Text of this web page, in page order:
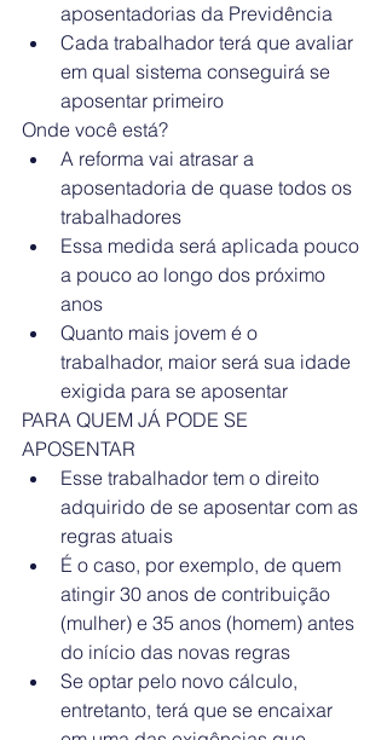
aposentadorias da Previdência
Cada trabalhador terá que avaliar
em qual sistema conseguirá se
aposentar primeiro
Onde você está?
A reforma vai atrasar a
aposentadoria de quase todos os
trabalhadores
Essa medida será aplicada pouco
a pouco ao longo dos próximo
anos
Quanto mais jovem é o
trabalhador, maior será sua idade
exigida para se aposentar
PARA QUEM JÁ PODE SE
APOSENTAR
Esse trabalhador tem o direito
adquirido de se aposentar com as
regras atuais
É o caso, por exemplo, de quem
atingir 30 anos de contribuição
(mulher) e 35 anos (homem) antes
do início das novas regras
Se optar pelo novo cálculo,
entretanto, terá que se encaixar